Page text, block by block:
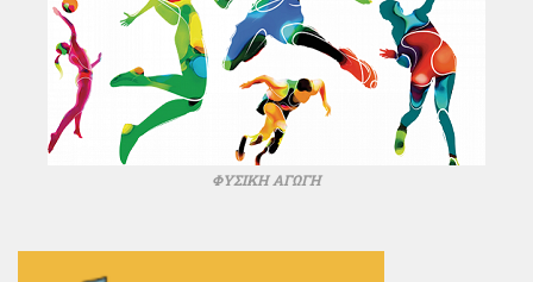
ΦΥΣΙΚΗ ΑΓΩΓΗ